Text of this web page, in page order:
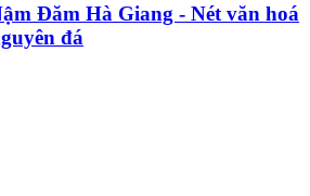
Đăm Hà Giang - Nét văn hoá
đá